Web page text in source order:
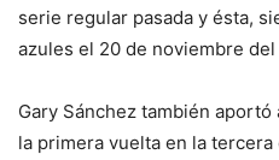
serie regular pasada y ésta,
azules el 20 de noviembre del
Gary Sánchez también
la primera vuelta en la